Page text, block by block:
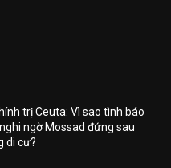
trị Ceuta: Vì sao tình báo
ngờ Mossad đứng sau
di cư?